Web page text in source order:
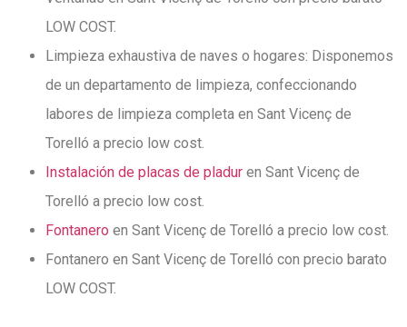
LOW COST.
Limpieza exhaustiva de naves o hogares: Disponemos
de un departamento de limpieza, confeccionando
labores de limpieza completa en Sant Vicenç de
Torelló a precio low cost.
Instalación de placas de pladur en Sant Vicenç de
Torelló a precio low cost.
Fontanero en Sant Vicenç de Torelló a precio low cost.
Fontanero en Sant Vicenç de Torelló con precio barato
LOW COST.